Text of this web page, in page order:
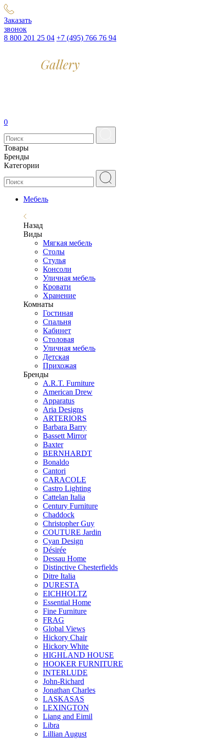
Заказать
звонок
8 800 201 25 04 +7 (495) 766 76 94
0
Товары
Бренды
Категории
Мебель
Назад
Виды
Мягкая мебель
Столы
Стулья
Консоли
Уличная мебель
Кровати
Хранение
Комнаты
Гостиная
Спальня
Кабинет
Столовая
Уличная мебель
Детская
Прихожая
Бренды
A.R.T. Furniture
American Drew
Apparatus
Aria Designs
ARTERIORS
Barbara Barry
Bassett Mirror
Baxter
BERNHARDT
Bonaldo
Cantori
CARACOLE
Castro Lighting
Cattelan Italia
Century Furniture
Chaddock
Christopher Guy
COUTURE Jardin
Cyan Design
Désirée
Dessau Home
Distinctive Chesterfields
Ditre Italia
DURESTA
EICHHOLTZ
Essential Home
Fine Furniture
FRAG
Global Views
Hickory Chair
Hickory White
HIGHLAND HOUSE
HOOKER FURNITURE
INTERLUDE
John-Richard
Jonathan Charles
LASKASAS
LEXINGTON
Liang and Eimil
Libra
Lillian August